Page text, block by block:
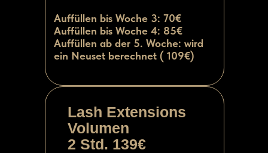
Auffüllen bis Woche 3: 70€
Auffüllen bis Woche 4: 85€
Auffüllen ab der 5. Woche: wird
ein Neuset berechnet ( 109€)
Lash Extensions
Volumen
2 Std. 139€